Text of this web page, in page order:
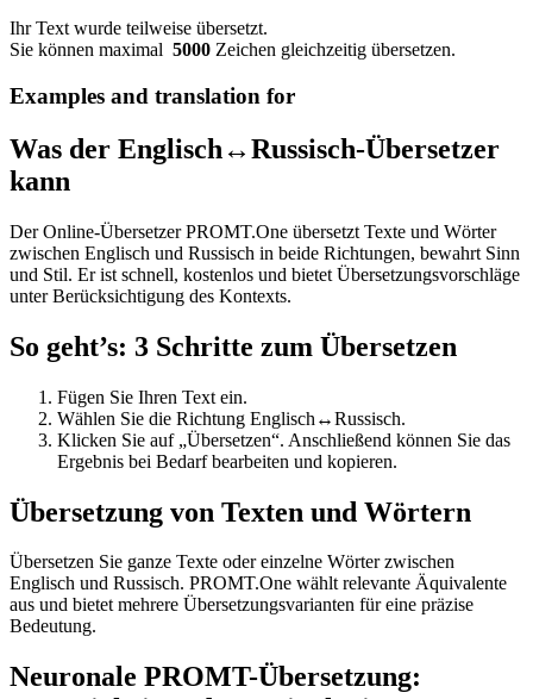
Ihr Text wurde teilweise übersetzt.
Sie können maximal 5000 Zeichen gleichzeitig übersetzen.
Examples and translation for
Was der Englisch↔Russisch-Übersetzer
kann
Der Online-Übersetzer PROMT.One übersetzt Texte und Wörter
zwischen Englisch und Russisch in beide Richtungen, bewahrt Sinn
und Stil. Er ist schnell, kostenlos und bietet Übersetzungsvorschläge
unter Berücksichtigung des Kontexts.
So geht’s: 3 Schritte zum Übersetzen
Fügen Sie Ihren Text ein.
Wählen Sie die Richtung Englisch↔Russisch.
Klicken Sie auf „Übersetzen“. Anschließend können Sie das
Ergebnis bei Bedarf bearbeiten und kopieren.
Übersetzung von Texten und Wörtern
Übersetzen Sie ganze Texte oder einzelne Wörter zwischen
Englisch und Russisch. PROMT.One wählt relevante Äquivalente
aus und bietet mehrere Übersetzungsvarianten für eine präzise
Bedeutung.
Neuronale PROMT-Übersetzung: